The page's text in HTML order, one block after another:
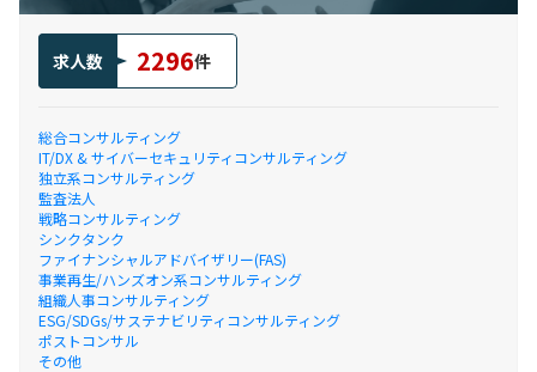
求人数 2296件
総合コンサルティング
IT/DX & サイバーセキュリティコンサルティング
独立系コンサルティング
監査法人
戦略コンサルティング
シンクタンク
ファイナンシャルアドバイザリー(FAS)
事業再生/ハンズオン系コンサルティング
組織人事コンサルティング
ESG/SDGs/サステナビリティコンサルティング
ポストコンサル
その他